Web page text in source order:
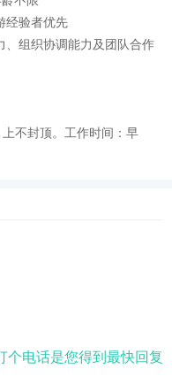
经验者优先
、组织协调能力及团队合作
不封顶。工作时间：早
个电话是您得到最快回复